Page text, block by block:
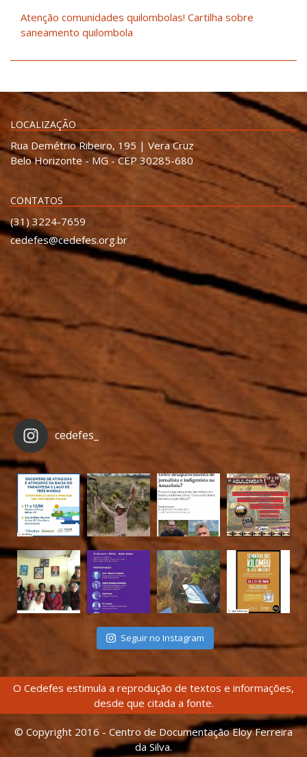
Atenção comunidades quilombolas! Cartilha sobre
saneamento quilombola
LOCALIZAÇÃO
Rua Demétrio Ribeiro, 195 | Vera Cruz
Belo Horizonte - MG - CEP 30285-680
CONTATOS
(31) 3224-7659
cedefes@cedefes.org.br
cedefes_
Seguir no Instagram
O Cedefes estimula a reprodução de textos e informações,
desde que citada a fonte.
© Copyright 2016 - Centro de Documentação Eloy Ferreira
da Silva.